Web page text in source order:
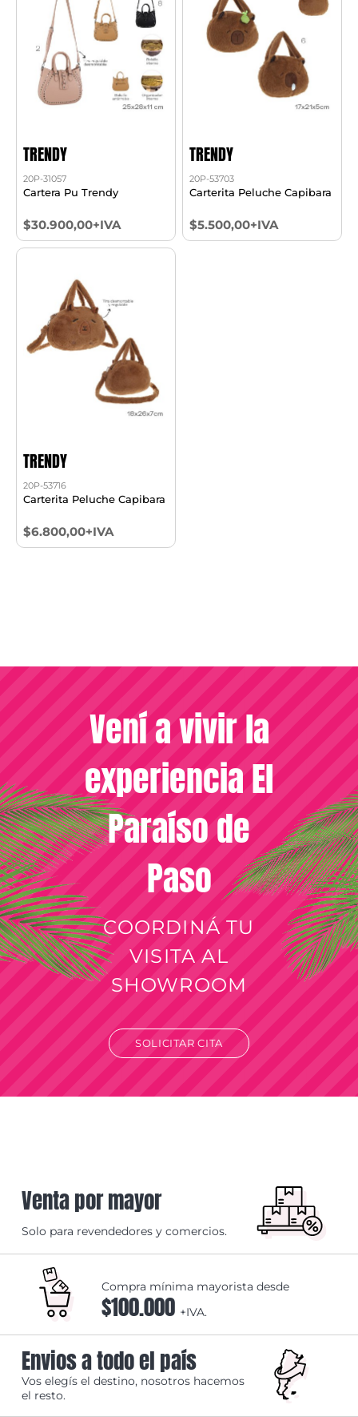
TRENDY
20P-31057
Cartera Pu Trendy
$30.900,00+IVA
TRENDY
20P-53703
Carterita Peluche Capibara
$5.500,00+IVA
TRENDY
20P-53716
Carterita Peluche Capibara
$6.800,00+IVA
Vení a vivir la
experiencia El
Paraíso de
Paso
COORDINÁ TU
VISITA AL
SHOWROOM
SOLICITAR CITA
Venta por mayor
Solo para revendedores y comercios.
Compra mínima mayorista desde
$100.000 +IVA.
Envios a todo el país
Vos elegís el destino, nosotros hacemos
el resto.